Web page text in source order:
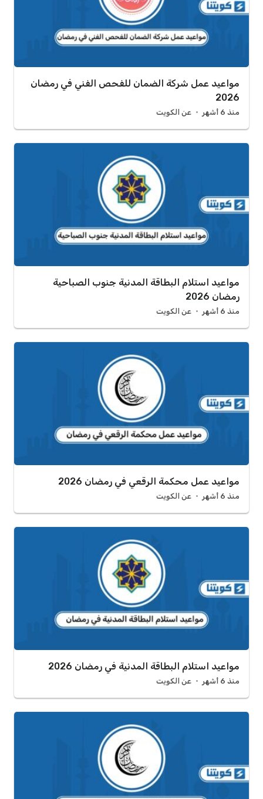
مواعيد عمل شركة الضمان للفحص الفني في رمضان
2026
منذ 6 أشهر عن الكويت
مواعيد استلام البطاقة المدنية جنوب الصباحية
رمضان 2026
منذ 6 أشهر عن الكويت
مواعيد عمل محكمة الرقعي في رمضان 2026
منذ 6 أشهر عن الكويت
مواعيد استلام البطاقة المدنية في رمضان 2026
منذ 6 أشهر عن الكويت